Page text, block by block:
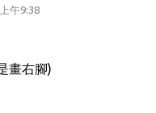
午9:38
畫右腳)